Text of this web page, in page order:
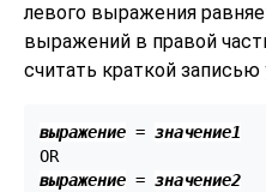
левого выражения
выражений в правой
считать краткой записью
выражение = значение1
OR
выражение = значение2